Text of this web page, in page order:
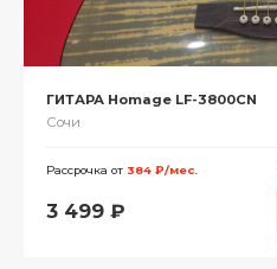
ГИТАРА Homage LF-3800CN
Сочи
Рассрочка от 384 ₽/мес.
3 499 ₽